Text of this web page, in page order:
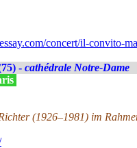
concert/il-convito-
- cathédrale Notre-Dame
(1926–1981) im